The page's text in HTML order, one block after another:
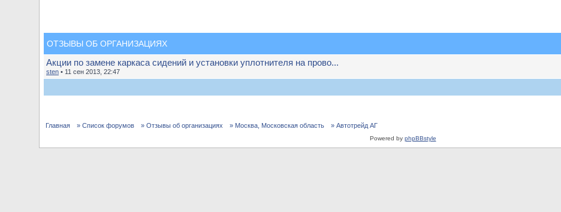
ОТЗЫВЫ ОБ ОРГАНИЗАЦИЯХ
Акции по замене каркаса сидений и установки уплотнителя на прово...
sten • 11 сен 2013, 22:47
Главная » Список форумов » Отзывы об организациях » Москва, Московская область » Автотрейд АГ
Powered by phpBBstyle